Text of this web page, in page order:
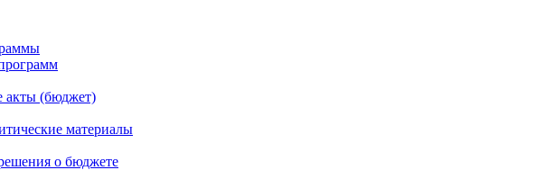
акты (бюджет)
материалы
о бюджете